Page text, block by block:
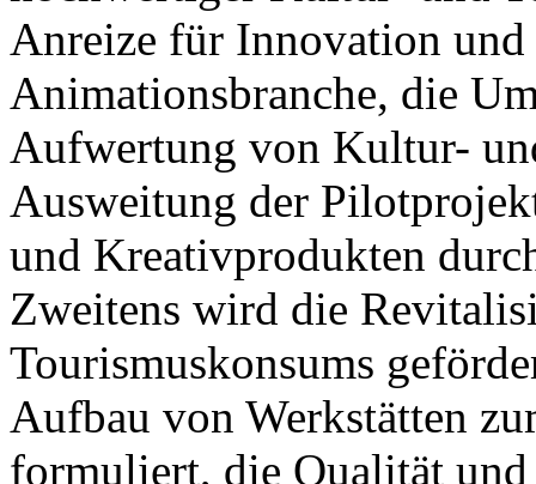
Anreize für Innovation
Animationsbranche, die
Aufwertung von Kultur-
Ausweitung der
und Kreativprodukten
Zweitens wird die
Tourismuskonsums
Aufbau von Werkstätten
formuliert, die Qualität